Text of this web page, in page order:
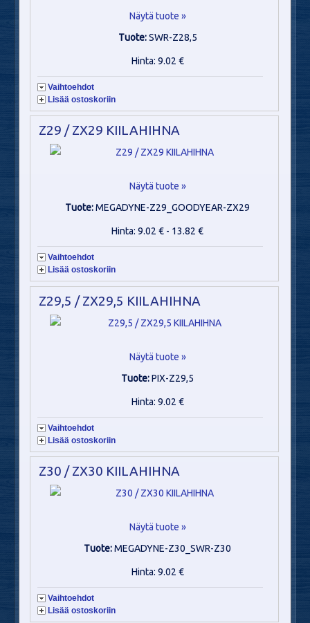
Näytä tuote »
Tuote:SWR-Z28,5
Hinta: 9.02 €
Vaihtoehdot
Lisää ostoskoriin
Z29 / ZX29 KIILAHIHNA
Näytä tuote »
Tuote:MEGADYNE-Z29_GOODYEAR-ZX29
Hinta: 9.02 € - 13.82 €
Vaihtoehdot
Lisää ostoskoriin
Z29,5 / ZX29,5 KIILAHIHNA
Näytä tuote »
Tuote:PIX-Z29,5
Hinta: 9.02 €
Vaihtoehdot
Lisää ostoskoriin
Z30 / ZX30 KIILAHIHNA
Näytä tuote »
Tuote:MEGADYNE-Z30_SWR-Z30
Hinta: 9.02 €
Vaihtoehdot
Lisää ostoskoriin